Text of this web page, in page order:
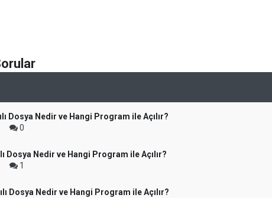
Dosya Nedir ve Hangi Program ile Açılır?
0
Dosya Nedir ve Hangi Program ile Açılır?
1
Dosya Nedir ve Hangi Program ile Açılır?